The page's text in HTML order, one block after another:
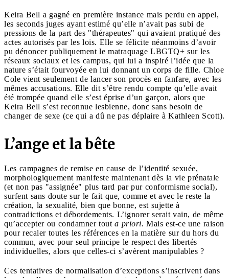
Keira Bell a gagné en première instance mais perdu en appel,
les seconds juges ayant estimé qu’elle n’avait pas subi de
pressions de la part des "thérapeutes" qui avaient pratiqué des
actes autorisés par les lois. Elle se félicite néanmoins d’avoir
pu dénoncer publiquement le matraquage LBGTQ+ sur les
réseaux sociaux et les campus, qui lui a inspiré l’idée que la
nature s’était fourvoyée en lui donnant un corps de fille. Chloe
Cole vient seulement de lancer son procès en fanfare, avec les
mêmes accusations. Elle dit s’être rendu compte qu’elle avait
été trompée quand elle s’est éprise d’un garçon, alors que
Keira Bell s’est reconnue lesbienne, donc sans besoin de
changer de sexe (ce qui a dû ne pas déplaire à Kathleen Scott).
L’ange et la bête
Les campagnes de remise en cause de l’identité sexuée,
morphologiquement manifeste maintenant dès la vie prénatale
(et non pas "assignée" plus tard par pur conformisme social),
surfent sans doute sur le fait que, comme et avec le reste la
création, la sexualité, bien que bonne, est sujette à
contradictions et débordements. L’ignorer serait vain, de même
qu’accepter ou condamner tout a priori. Mais est-ce une raison
pour recaler toutes les références en la matière sur du hors du
commun, avec pour seul principe le respect des libertés
individuelles, alors que celles-ci s’avèrent manipulables ?
Ces tentatives de normalisation d’exceptions s’inscrivent dans